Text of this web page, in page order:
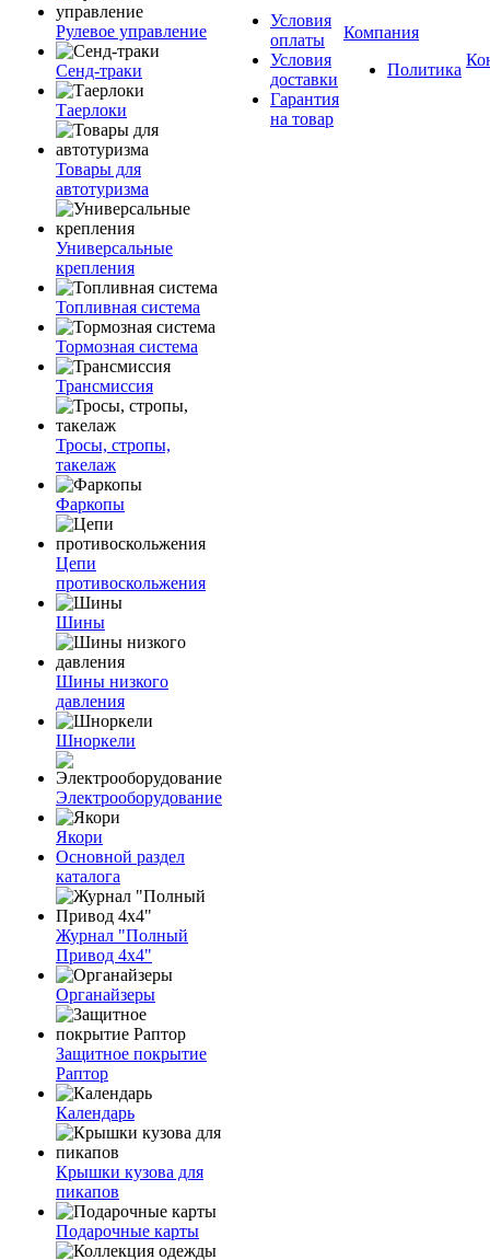
Рулевое управление
Сенд-траки
Таерлоки
Товары для
автотуризма
Универсальные
крепления
Топливная система
Тормозная система
Трансмиссия
Тросы, стропы,
такелаж
Фаркопы
Цепи
противоскольжения
Шины
Шины низкого
давления
Шноркели
Электрооборудование
Якори
Основной раздел
каталога
Журнал "Полный
Привод 4х4"
Органайзеры
Защитное покрытие
Раптор
Календарь
Крышки кузова для
пикапов
Подарочные карты
Условия
оплаты
Условия
доставки
Гарантия
на товар
Компания
Политика